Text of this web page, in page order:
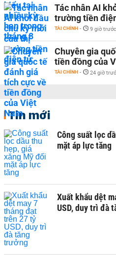
Tác nhân AI
trường tiền
TÀI CHÍNH - 9 giờ trước
Chuyên gia
tiền đồng của
TÀI CHÍNH - 24 giờ
Tin mới
Công suất lọc
mặt áp lực tăng
Xuất khẩu dệt
USD, duy trì đà